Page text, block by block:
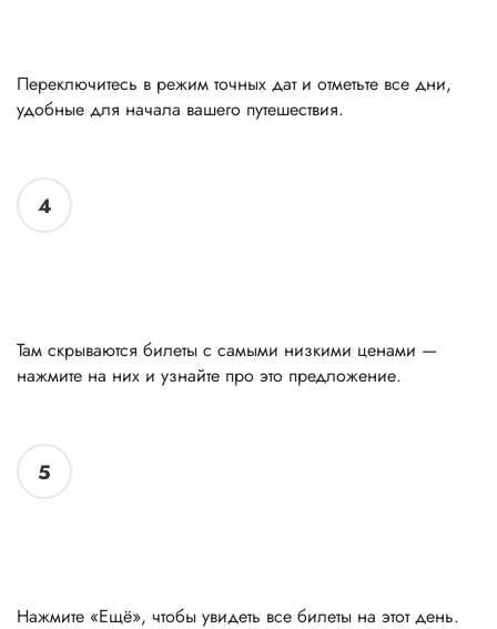
Переключитесь в режим точных дат и отметьте все дни,
удобные для начала вашего путешествия.
4
Там скрываются билеты с самыми низкими ценами —
нажмите на них и узнайте про это предложение.
5
Нажмите «Ещё», чтобы увидеть все билеты на этот день.